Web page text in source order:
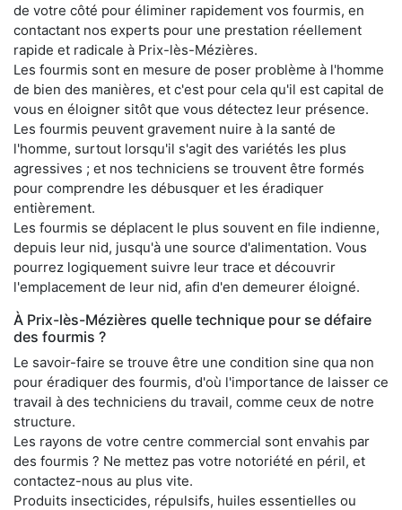
de votre côté pour éliminer rapidement vos fourmis, en
contactant nos experts pour une prestation réellement
rapide et radicale à Prix-lès-Mézières.
Les fourmis sont en mesure de poser problème à l'homme
de bien des manières, et c'est pour cela qu'il est capital de
vous en éloigner sitôt que vous détectez leur présence.
Les fourmis peuvent gravement nuire à la santé de
l'homme, surtout lorsqu'il s'agit des variétés les plus
agressives ; et nos techniciens se trouvent être formés
pour comprendre les débusquer et les éradiquer
entièrement.
Les fourmis se déplacent le plus souvent en file indienne,
depuis leur nid, jusqu'à une source d'alimentation. Vous
pourrez logiquement suivre leur trace et découvrir
l'emplacement de leur nid, afin d'en demeurer éloigné.
À Prix-lès-Mézières quelle technique pour se défaire
des fourmis ?
Le savoir-faire se trouve être une condition sine qua non
pour éradiquer des fourmis, d'où l'importance de laisser ce
travail à des techniciens du travail, comme ceux de notre
structure.
Les rayons de votre centre commercial sont envahis par
des fourmis ? Ne mettez pas votre notoriété en péril, et
contactez-nous au plus vite.
Produits insecticides, répulsifs, huiles essentielles ou